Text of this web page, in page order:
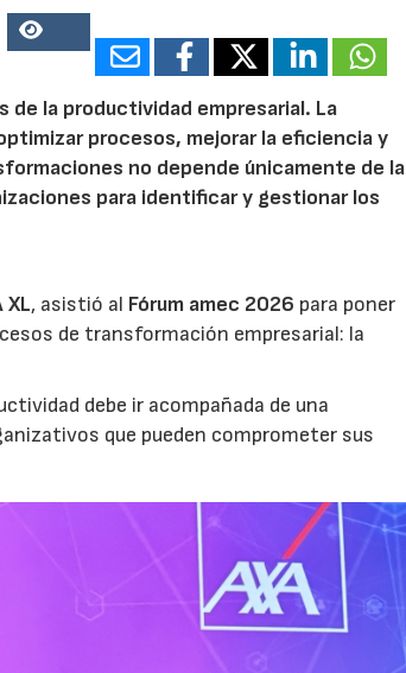
15238
la productividad empresarial. La
procesos, mejorar la eficiencia y
no depende únicamente de la
para identificar y gestionar los
XL, asistió al Fórum amec 2026 para poner
de transformación empresarial: la
debe ir acompañada de una
que pueden comprometer sus